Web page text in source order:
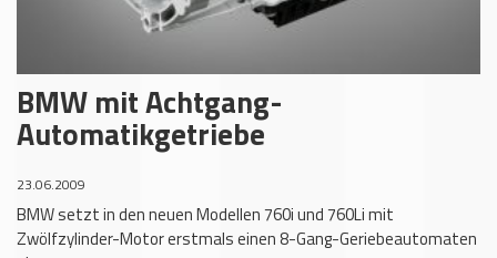
BMW mit Achtgang-
Automatikgetriebe
23.06.2009
BMW setzt in den neuen Modellen 760i und 760Li mit
Zwölfzylinder-Motor erstmals einen 8-Gang-Geriebeautomaten